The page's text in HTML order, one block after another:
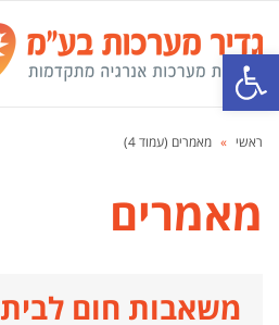
פתח סרגל נגישות
ראשי » מאמרים (עמוד 4)
מאמרים
משאבות חום לבית